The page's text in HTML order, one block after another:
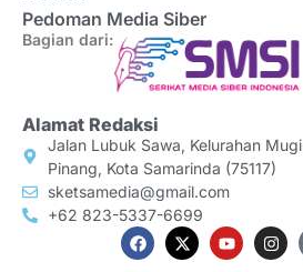
Pedoman Media Siber
Bagian dari:
Alamat Redaksi
Jalan Lubuk Sawa, Kelurahan
Pinang, Kota Samarinda (75117)
sketsamedia@gmail.com
+62 823-5337-6699